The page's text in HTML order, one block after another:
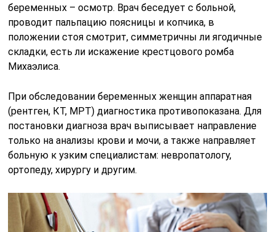
беременных – осмотр. Врач беседует с больной,
проводит пальпацию поясницы и копчика, в
положении стоя смотрит, симметричны ли ягодичные
складки, есть ли искажение крестцового ромба
Михаэлиса.
При обследовании беременных женщин аппаратная
(рентген, КТ, МРТ) диагностика противопоказана. Для
постановки диагноза врач выписывает направление
только на анализы крови и мочи, а также направляет
больную к узким специалистам: невропатологу,
ортопеду, хирургу и другим.